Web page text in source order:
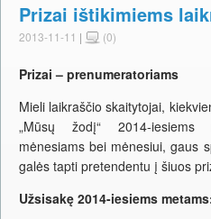
Prizai ištikimiems
2013-11-11 | (0)
Prizai – prenumeratoriams
Mieli laikraščio skaitytojai,
„Mūsų žodį“ 2014-
mėnesiams bei mėnesiui, gaus
galės tapti pretendentu į šiuos
Užsisakę 2014-iesiems